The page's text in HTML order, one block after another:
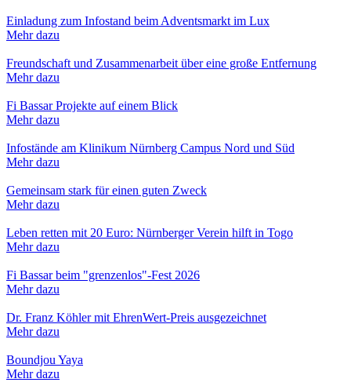
Einladung zum Infostand beim Adventsmarkt im Lux
Mehr dazu
Freundschaft und Zusammenarbeit über eine große Entfernung
Mehr dazu
Fi Bassar Projekte auf einem Blick
Mehr dazu
Infostände am Klinikum Nürnberg Campus Nord und Süd
Mehr dazu
Gemeinsam stark für einen guten Zweck
Mehr dazu
Leben retten mit 20 Euro: Nürnberger Verein hilft in Togo
Mehr dazu
Fi Bassar beim "grenzenlos"-Fest 2026
Mehr dazu
Dr. Franz Köhler mit EhrenWert-Preis ausgezeichnet
Mehr dazu
Boundjou Yaya
Mehr dazu